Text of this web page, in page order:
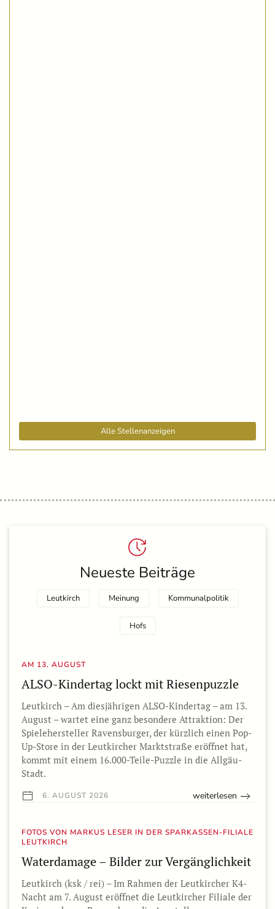
Alle Stellenanzeigen
Neueste Beiträge
Leutkirch Meinung Kommunalpolitik
Hofs
AM 13. AUGUST
ALSO-Kindertag lockt mit Riesenpuzzle
Leutkirch – Am diesjährigen ALSO-Kindertag – am 13.
August – wartet eine ganz besondere Attraktion: Der
Spielehersteller Ravensburger, der kürzlich einen Pop-
Up-Store in der Leutkircher Marktstraße eröffnet hat,
kommt mit einem 16.000-Teile-Puzzle in die Allgäu-
Stadt.
6. AUGUST 2026 weiterlesen
FOTOS VON MARKUS LESER IN DER SPARKASSEN-FILIALE
LEUTKIRCH
Waterdamage – Bilder zur Vergänglichkeit
Leutkirch (ksk / rei) – Im Rahmen der Leutkircher K4-
Nacht am 7. August eröffnet die Leutkircher Filiale der